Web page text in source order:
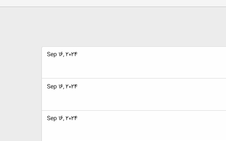
Sep 16, 2024
Sep 16, 2024
Sep 16, 2024